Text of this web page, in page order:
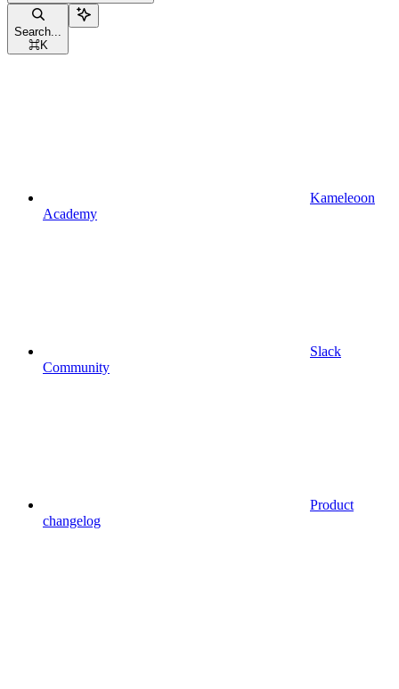
Search...
⌘K
Kameleoon
Academy
Slack
Community
Product
changelog